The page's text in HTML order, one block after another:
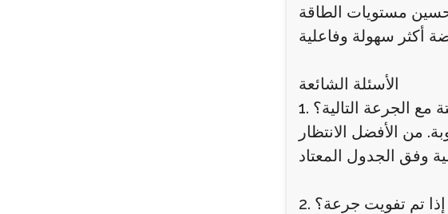
مستويات الطاقة
الأسئلة الشائعة
مع الجرعة التالية؟
من الأفضل الانتظار
إذا تم تفويت جرعة؟